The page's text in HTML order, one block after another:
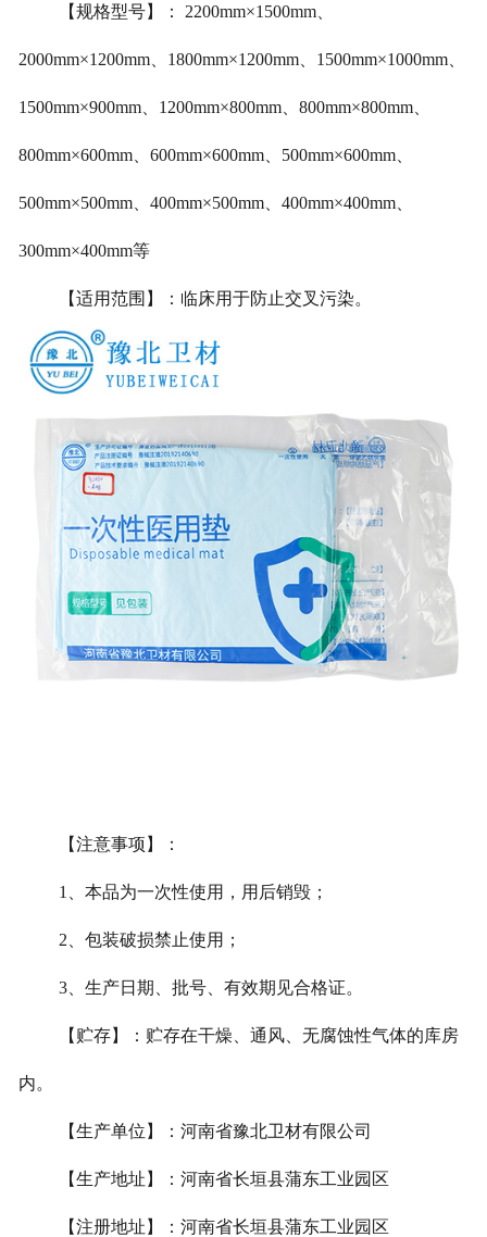
【规格型号】： 2200mm×1500mm、
2000mm×1200mm、 1800mm×1200mm、 1500mm×1000mm、
1500mm×900mm、 1200mm×800mm、 800mm×800mm、
800mm×600mm、 600mm×600mm、 500mm×600mm、
500mm×500mm、 400mm×500mm、 400mm×400mm、
300mm×400mm等
【适用范围】：临床用于防止交叉污染。
【注意事项】：
1 、本品为一次性使用，用后销毁；
2 、包装破损禁止使用；
3、生产日期、批号、有效期见合格证。
【贮存】：贮存在干燥、通风、无腐蚀性气体的库房
内。
【生产单位】：河南省豫北卫材有限公司
【生产地址】：河南省长垣县蒲东工业园区
【注册地址】：河南省长垣县蒲东工业园区